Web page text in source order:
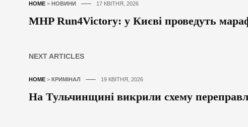
HOME > НОВИНИ 17 КВІТНЯ, 2026
MHP Run4Victory: у Києві проведуть
NEXT ARTICLES
HOME > КРИМІНАЛ 19 КВІТНЯ, 2026
На Тульчинщині викрили схему